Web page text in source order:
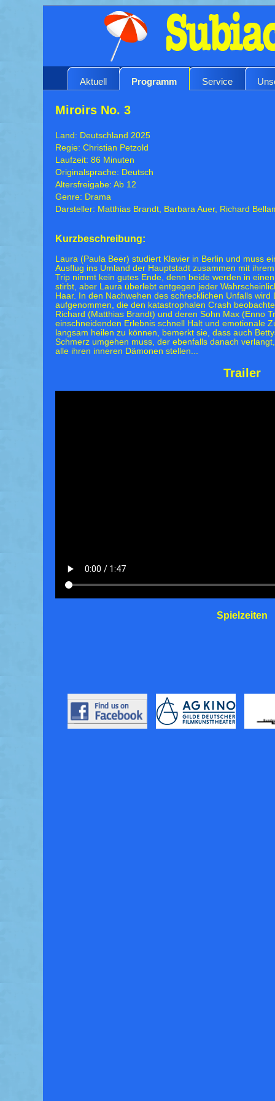
Aktuell Programm Service
Miroirs No. 3
Land: Deutschland 2025
Regie: Christian Petzold
Laufzeit: 86 Minuten
Originalsprache: Deutsch
Altersfreigabe: Ab 12
Genre: Drama
Darsteller: Matthias Brandt, Barbara Auer, Richard
Kurzbeschreibung:
Laura (Paula Beer) studiert Klavier in Berlin und muss
Ausflug ins Umland der Hauptstadt zusammen mit
Trip nimmt kein gutes Ende, denn beide werden in
stirbt, aber Laura überlebt entgegen jeder
Haar. In den Nachwehen des schrecklichen Unfalls
aufgenommen, die den katastrophalen Crash
Richard (Matthias Brandt) und deren Sohn Max (Enno
einschneidenden Erlebnis schnell Halt und emotionale
langsam heilen zu können, bemerkt sie, dass auch
Schmerz umgehen muss, der ebenfalls danach
alle ihren inneren Dämonen stellen...
Trailer
Spielzeiten